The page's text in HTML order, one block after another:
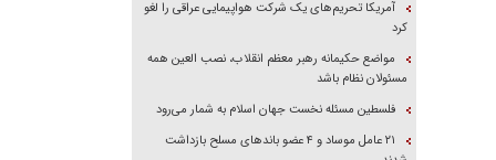
آمریکا تحریم‌های یک شرکت هواپیمایی عراقی را لغو
کرد
مواضع حکیمانه رهبر معظم انقلاب، نصب العین همه
مسئولان نظام باشد
فلسطین مسئله نخست جهان اسلام به شمار می‌رود
۲۱ عامل موساد و ۴ عضو باند‌های مسلح بازداشت